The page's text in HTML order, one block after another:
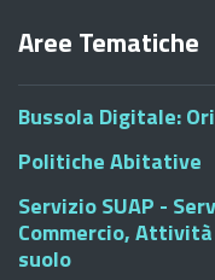
Aree Tematiche
Bussola Digitale:
Politiche Abitative
Servizio SUAP -
Commercio,
suolo